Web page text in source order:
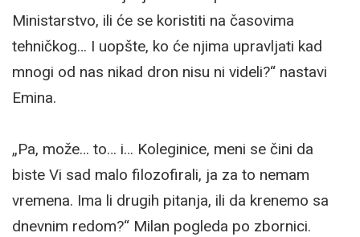
Ministarstvo, ili će se koristiti na časovima
tehničkog… I uopšte, ko će njima upravljati kad
mnogi od nas nikad dron nisu ni videli?“ nastavi
Emina.
„Pa, može… to… i… Koleginice, meni se čini da
biste Vi sad malo filozofirali, ja za to nemam
vremena. Ima li drugih pitanja, ili da krenemo sa
dnevnim redom?“ Milan pogleda po zbornici.